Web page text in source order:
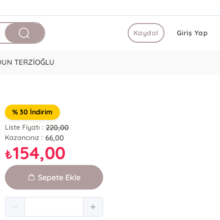
Giriş Yap
Kaydol
TERZİOĞLU
% 30 İndirim
Liste Fiyatı : 220,00
Kazancınız : 66,00
₺154,00
Sepete Ekle